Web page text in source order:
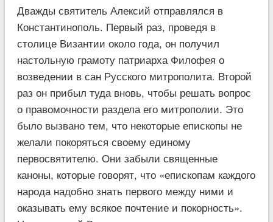
Дважды святитель Алексий отправлялся в
Константинополь. Первый раз, проведя в
столице Византии около года, он получил
настольную грамоту патриарха Филофея о
возведении в сан Русского митрополита. Второй
раз он прибыл туда вновь, чтобы решать вопрос
о правомочности раздела его митрополии. Это
было вызвано тем, что некоторые епископы не
желали покоряться своему единому
первосвятителю. Они забыли священные
каноны, которые говорят, что «епископам каждого
народа надобно знать первого между ними и
оказывать ему всякое почтение и покорность».